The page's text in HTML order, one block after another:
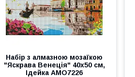
Набір з алмазною мозаїкою
"Яскрава Венеція" 40х50 см,
Ідейка AMO7226